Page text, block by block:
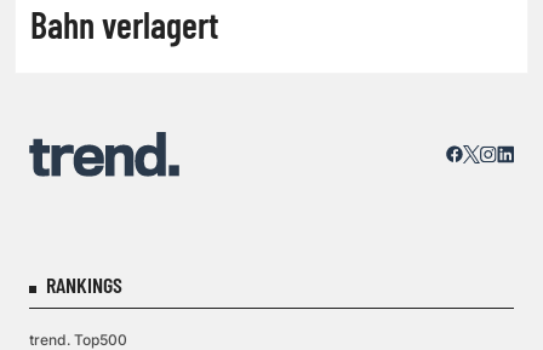
Bahn verlagert
RANKINGS
trend. Top500